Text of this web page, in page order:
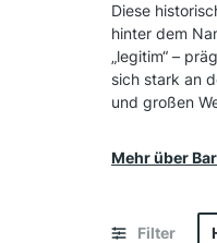
Diese
hinter dem
„legitim“ –
sich stark an
und großen
Mehr über
Filter